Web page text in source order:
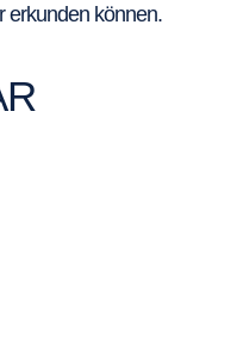
erkunden können.